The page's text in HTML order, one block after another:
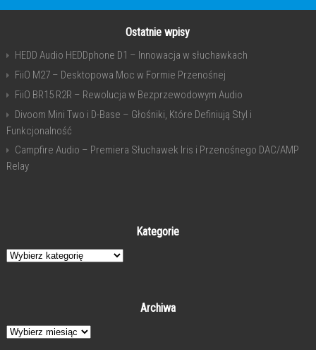
Ostatnie wpisy
HEDD Audio HEDDphone D1 – Innowacja w słuchawkach
FiiO M27 – Desktopowa Moc w Formie Przenośnej
FiiO BR15 R2R – Rewolucja w Bezprzewodowym Audio
Divoom Mini Two i D-Base – Głośniki, Które Definiują Styl i
Funkcjonalność
Campfire Audio – Premiera Słuchawek Iris i Przenośnego DAC/AMP
Relay
Kategorie
Kategorie
Archiwa
Archiwa